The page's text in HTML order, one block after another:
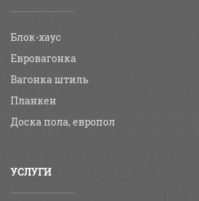
Блок-хаус
Евровагонка
Вагонка штиль
Планкен
Доска пола, европол
УСЛУГИ